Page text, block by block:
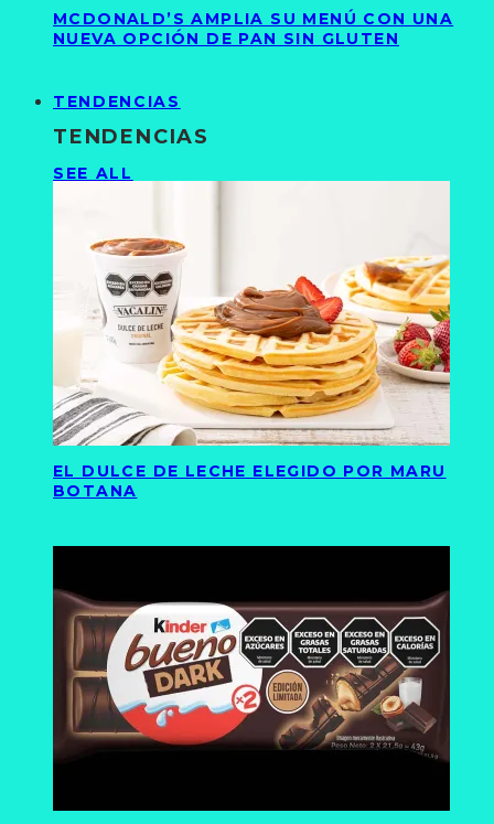
MCDONALD’S AMPLIA SU MENÚ CON UNA
NUEVA OPCIÓN DE PAN SIN GLUTEN
TENDENCIAS
TENDENCIAS
SEE ALL
EL DULCE DE LECHE ELEGIDO POR MARU
BOTANA